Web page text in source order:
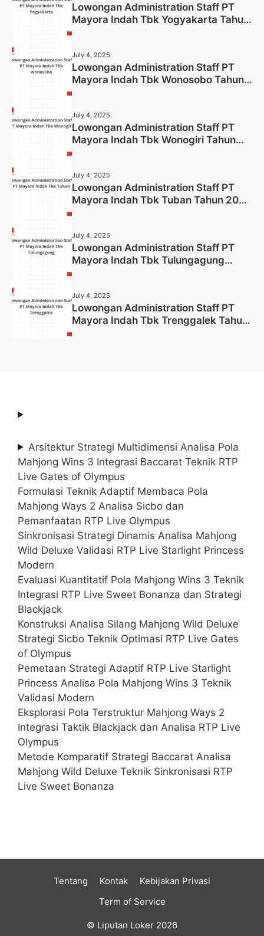
Lowongan Administration Staff PT
Mayora Indah Tbk Yogyakarta Tahun
July 4, 2025
Lowongan Administration Staff PT
Mayora Indah Tbk Wonosobo Tahun
July 4, 2025
Lowongan Administration Staff PT
Mayora Indah Tbk Wonogiri Tahun
July 4, 2025
Lowongan Administration Staff PT
Mayora Indah Tbk Tuban Tahun 2025
July 4, 2025
Lowongan Administration Staff PT
Mayora Indah Tbk Tulungagung
July 4, 2025
Lowongan Administration Staff PT
Mayora Indah Tbk Trenggalek Tahun
Arsitektur Strategi Multidimensi Analisa Pola
Mahjong Wins 3 Integrasi Baccarat Teknik RTP
Live Gates of Olympus
Formulasi Teknik Adaptif Membaca Pola
Mahjong Ways 2 Analisa Sicbo dan
Pemanfaatan RTP Live Olympus
Sinkronisasi Strategi Dinamis Analisa Mahjong
Wild Deluxe Validasi RTP Live Starlight Princess
Modern
Evaluasi Kuantitatif Pola Mahjong Wins 3 Teknik
Integrasi RTP Live Sweet Bonanza dan Strategi
Blackjack
Konstruksi Analisa Silang Mahjong Wild Deluxe
Strategi Sicbo Teknik Optimasi RTP Live Gates
of Olympus
Pemetaan Strategi Adaptif RTP Live Starlight
Princess Analisa Pola Mahjong Wins 3 Teknik
Validasi Modern
Eksplorasi Pola Terstruktur Mahjong Ways 2
Integrasi Taktik Blackjack dan Analisa RTP Live
Olympus
Metode Komparatif Strategi Baccarat Analisa
Mahjong Wild Deluxe Teknik Sinkronisasi RTP
Live Sweet Bonanza
Tentang Kontak
Kebijakan Privasi
Term of Service
© Liputan Loker 2026